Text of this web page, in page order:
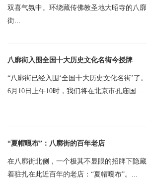
双喜气氛中。环绕藏传佛教圣地大昭寺的八廓
街...
八廓街入围全国十大历史文化名街今授牌
“八廓街已经入围‘全国十大历史文化名街’了。
6月10日上午10时，我们将在北京市孔庙国...
“夏帽嘎布”：八廓街的百年老店
在八廓街北侧，一个极其不显眼的招牌下隐藏
着驻扎在此近百年的老店：“夏帽嘎布”。...